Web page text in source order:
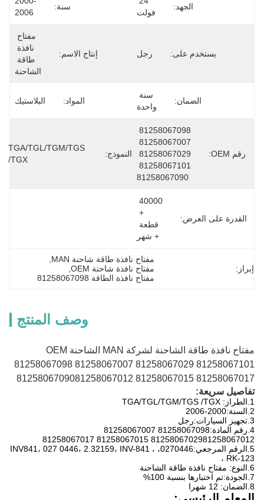
الجهد:
فولت
سنة:
2006
يستخدم على: رجل إنتاج الاسم:
الشاحنة
الضمان:
واحدة
المواد: البلاستيك
رقم OEM:
81258067090
النموذج:
TGA/TGL/TGM/TGS
/TGX
القدرة على العرض:
+ شهر
إبراز:
مفتاح نافذة طاقة شاحنة MAN
مفتاح نافذة شاحنة OEM
مفتاح نافذة الطاقة 81258067098
وصف المنتج
مفتاح نافذة طاقة الشاحنة لشركة MAN الشاحنة OEM
81258067098 81258067007 81258067029 81258067101
8125806709081258067012 81258067015 81258067017
تفاصيل سريعة:
1. الطراز: TGA/TGL/TGM/TGS /TGX
2. السنة:2000-2006
3. تجهيز السيارات:رجل
4. رقم المادة:
81258067098 81258067007
8125806702981258067012 81258067015 81258067017
5. الرقم المرجعي:
0270446، INV841، 027 0446، 2.32159، INV-841 ،
RK-123 ،
6. النوع: مفتاح نافذة طاقة الشاحنة
7. الجودة:تم اختبارها بنسبة 100%
8. الضمان: 12 شهرا